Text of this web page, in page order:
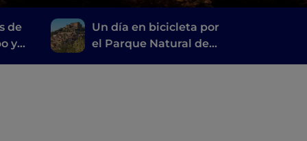
de
y
Un día en bicicleta por
el Parque Natural de